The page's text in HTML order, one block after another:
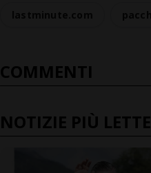
COMMENTI
NOTIZIE PIÙ LETTE